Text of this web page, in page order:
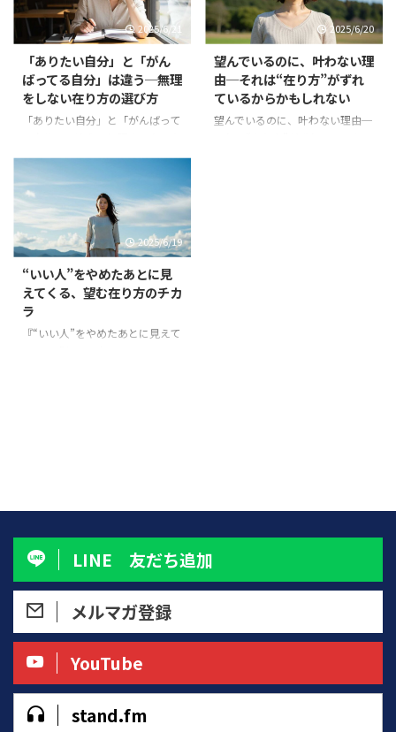
択、 そのすべてに、もうすで
に“にじみ出て”います。 日常の
なかで、それに気づきながら生き
る。 それだけで未来は、確かに
変わっていきます。 理想を追いか
けて、今の自分を見失っていない
か？ 多くの人が「もっと自由
ています。 でもその一方で、い
つまでも“まだ足りない”感覚を抱
えたまま、 自分を磨き続け ...
からない」「始めたけれど苦しく
なった」 そんな声もあとを絶ち
ません。 それは、「やりたいこ
と」と「望む在り方」がずれてい
るから。 本当にやりたいこと
は、遠くにあるのではなく、 あ
なたの在り方にすでに内在してい
2025/6/21
「ありたい自分」と「がん
ばってる自分」は違う─無理
をしない在り方の選び方
「ありたい自分」と「がんばって
り方の選び方 “いい人”として頑
たい」と願いながらも、 無意識
のうちに“誰かの期待”に応える自
分を選んでいます。 でも、それは
ありたい在り方ではなく、 “評価
されるための在り方”かもしれま
せん。 今回は、望む人生を遠ざ
けてしまう「がんばる自分」と、
そこから静かに抜け出す方法につ
いてひもといていきます。 がん
2025/6/20
望んでいるのに、叶わない理
由─それは“在り方”がずれ
ているからかもしれない
望んでいるのに、叶わない理由─
2025/6/19
“いい人”をやめたあとに見
えてくる、望む在り方のチカ
ラ
『“いい人”をやめたあとに見えて
という問いです。 「空白」が教
で、少し寂しく、どこか不安も感
じるものかもしれません。 これ
まで人の期待に応えることで保っ
ていた関係や役割が、ふと消えた
よう ...
LINE 友だち追加
メルマガ登録
YouTube
stand.fm